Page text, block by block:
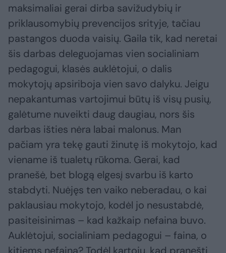
maksimaliai gerai dirba savižudybių ir
priklausomybių prevencijos srityje, tačiau
pastangos duoda vaisių. Gaila tik, kad neretai
šis darbas deleguojamas vien socialiniam
pedagogui, klasės auklėtojui, o dalis
mokytojų apsiriboja vien savo dalyku. Jeigu
nepakantumas vartojimui būtų iš visų pusių,
galėtume nuveikti daug daugiau, nors šis
darbas išties nėra labai malonus. Man
pačiam yra tekę gauti žinutę iš mokytojo, kad
viename iš tualetų rūkoma. Gerai, kad
pranešė, bet blogą elgesį svarbu iš karto
stabdyti. Nuėjęs ten vaiko neberadau, o kai
paklausiau mokytojo, kodėl jo nesustabdė,
pasiteisinimas – kad kažkaip nefaina buvo.
Auklėtojui, socialiniam pedagogui – faina, o
kitiems nefaina? Todėl kartoju, kad pranešti